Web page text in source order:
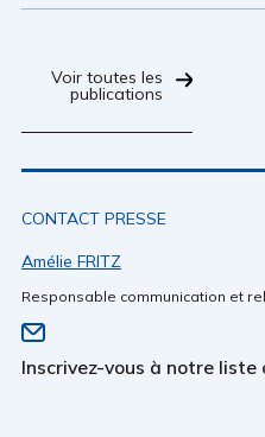
Voir toutes les
publications
CONTACT PRESSE
Amélie FRITZ
Responsable communication et
Inscrivez-vous à notre liste